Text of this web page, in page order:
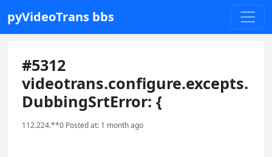
pyVideoTrans bbs
#5312
videotrans.configure.excepts.
DubbingSrtError: {
112.224.**0 Posted at: 1 month ago